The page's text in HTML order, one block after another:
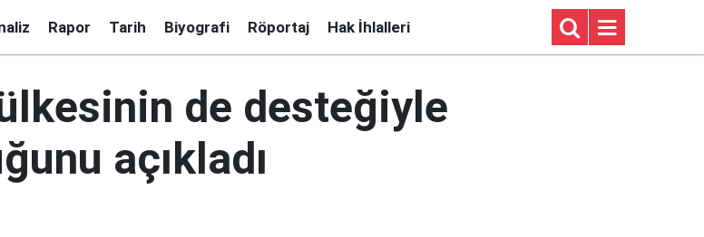
Rapor Tarih Biyografi Röportaj Hak İhlalleri
de desteğiyle
açıkladı